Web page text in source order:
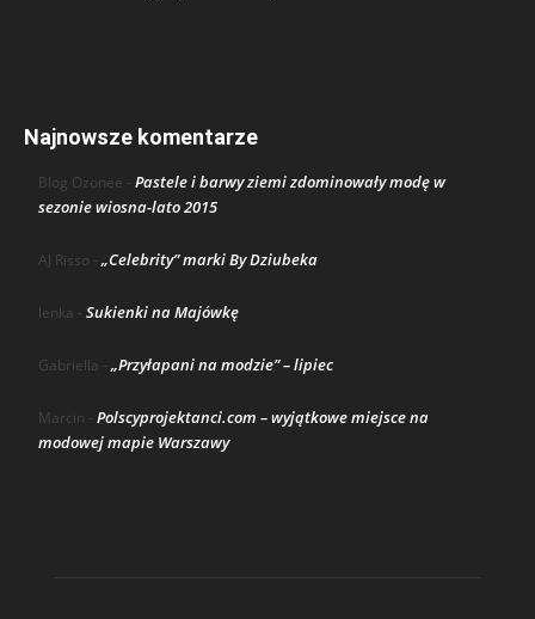
Najnowsze komentarze
Blog Ozonee - Pastele i barwy ziemi zdominowały modę w
sezonie wiosna-lato 2015
AJ Risso - „Celebrity” marki By Dziubeka
lenka - Sukienki na Majówkę
Gabriella - „Przyłapani na modzie” – lipiec
Marcin - Polscyprojektanci.com – wyjątkowe miejsce na
modowej mapie Warszawy